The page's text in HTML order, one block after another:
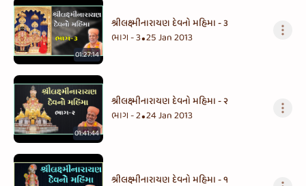
01:27:14
શ્રીલક્ષ્મીનારાયણ દેવનો મહિમા - ૩
ભાગ - 3•25 Jan 2013
01:41:44
શ્રીલક્ષ્મીનારાયણ દેવનો મહિમા - ૨
ભાગ - 2•24 Jan 2013
શ્રીલક્ષ્મીનારાયણ દેવનો મહિમા - ૧